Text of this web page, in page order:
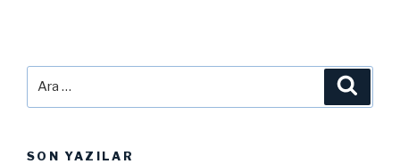
SON YAZILAR